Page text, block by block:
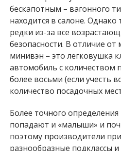
бескапотным – вагонного
находится в салоне.
редки из-за все
безопасности. В отличие от
минивэн – это легковушка
автомобиль с количеством
более восьми (если учесть
количество посадочных
Более точного
попадают и «малыши» и
поэтому производители
разнообразные подклассы